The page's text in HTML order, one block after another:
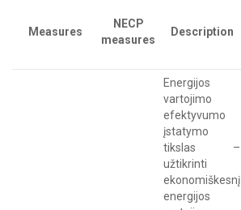
Measures
NECP
measures
Description
Energijos
vartojimo
efektyvumo
įstatymo
tikslas –
užtikrinti
ekonomiškesnį
energijos